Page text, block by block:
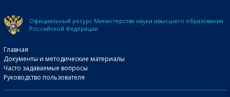
Официальный ресурс Министерства науки ивысшего образования
Российской Федерации
Главная
Документы и методические материалы
Часто задаваемые вопросы
Руководство пользователя